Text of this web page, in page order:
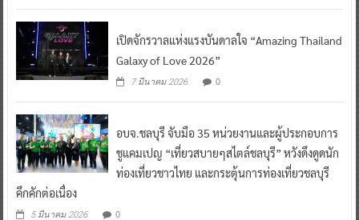
เปิดจักรวาลแห่งแรงบันดาลใจ “Amazing Thailand
Galaxy of Love 2026”
7 มีนาคม 2026 0
อบจ.ชลบุรี จับมือ 35 หน่วยงานและผู้ประกอบการ
ชูแคมเปญ “เที่ยวสบายๆสไตล์ชลบุรี” หวังดึงดูดนัก
ท่องเที่ยวชาวไทย และกระตุ้นการท่องเที่ยวชลบุรี
คึกคักต่อเนื่อง
5 มีนาคม 2026 0